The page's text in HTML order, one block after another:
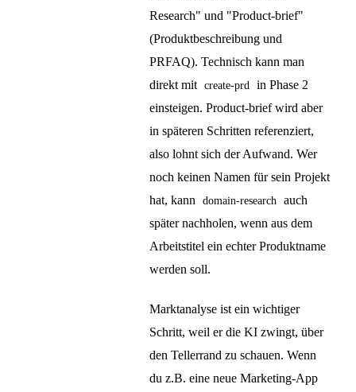
Research" und "Product-brief"
(Produktbeschreibung und
PRFAQ). Technisch kann man
direkt mit create-prd
in Phase 2
einsteigen. Product-brief wird aber
in späteren Schritten referenziert,
also lohnt sich der Aufwand. Wer
noch keinen Namen für sein Projekt
hat, kann
domain-research
auch
später nachholen, wenn aus dem
Arbeitstitel ein echter Produktname
werden soll.
Marktanalyse ist ein wichtiger
Schritt, weil er die KI zwingt, über
den Tellerrand zu schauen. Wenn
du z.B. eine neue Marketing-App